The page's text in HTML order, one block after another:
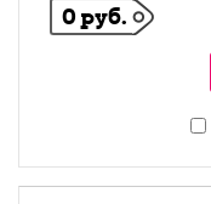
0 руб.